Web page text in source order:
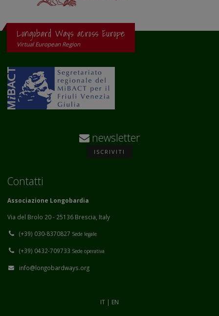
Longobard Ways across Europe
Virtual European Region
newsletter
ISCRIVITI
Contatti
Associazione Longobardia
Via del Brolo 20 - 25136 Brescia, Italy
(+39) 030-8370827 Sede legale
(+39) 0432-709733 Sede operativa
info@longobardways.org
IT | EN